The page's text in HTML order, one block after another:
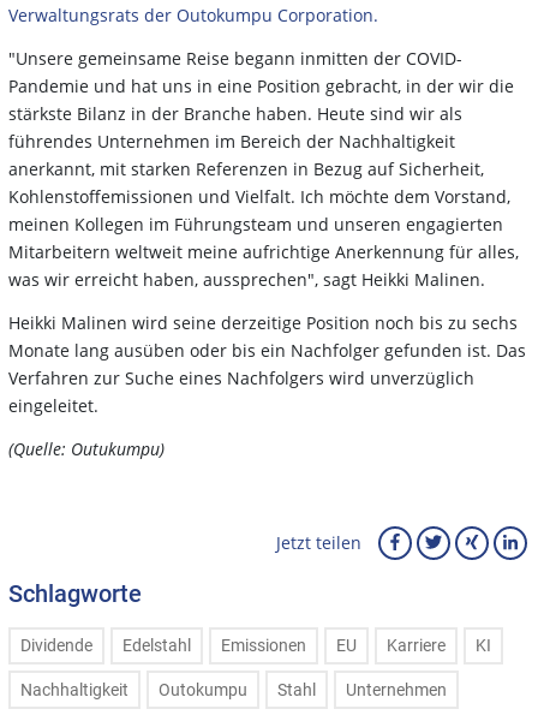
Verwaltungsrats der Outokumpu Corporation.
"Unsere gemeinsame Reise begann inmitten der COVID-
Pandemie und hat uns in eine Position gebracht, in der wir die
stärkste Bilanz in der Branche haben. Heute sind wir als
führendes Unternehmen im Bereich der Nachhaltigkeit
anerkannt, mit starken Referenzen in Bezug auf Sicherheit,
Kohlenstoffemissionen und Vielfalt. Ich möchte dem Vorstand,
meinen Kollegen im Führungsteam und unseren engagierten
Mitarbeitern weltweit meine aufrichtige Anerkennung für alles,
was wir erreicht haben, aussprechen", sagt Heikki Malinen.
Heikki Malinen wird seine derzeitige Position noch bis zu sechs
Monate lang ausüben oder bis ein Nachfolger gefunden ist. Das
Verfahren zur Suche eines Nachfolgers wird unverzüglich
eingeleitet.
(Quelle: Outukumpu)
Jetzt teilen
Schlagworte
Dividende Edelstahl Emissionen EU Karriere KI
Nachhaltigkeit Outokumpu Stahl Unternehmen